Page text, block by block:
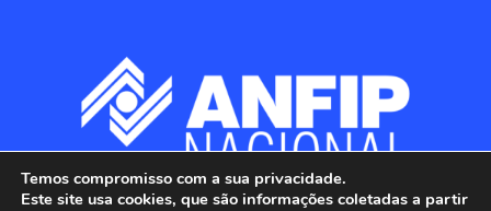
Temos compromisso com a sua privacidade.
Este site usa cookies, que são informações coletadas a partir